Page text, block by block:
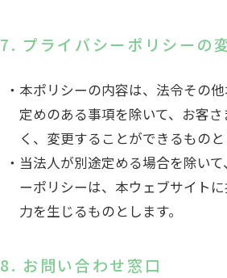
7. プライバシーポリシーの
本ポリシーの内容は、法令その
定めのある事項を除いて、お客
く、変更することができるものと
当法人が別途定める場合を除い
ーポリシーは、本ウェブサイト
力を生じるものとします。
8. お問い合わせ窓口